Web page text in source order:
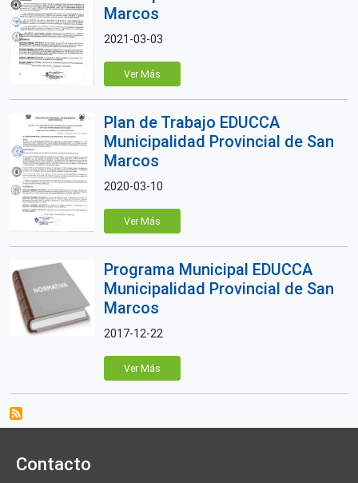
Marcos
2021-03-03
Ver Más
Plan de Trabajo EDUCCA
Municipalidad Provincial de San
Marcos
2020-03-10
Ver Más
Programa Municipal EDUCCA
Municipalidad Provincial de San
Marcos
2017-12-22
Ver Más
Contacto